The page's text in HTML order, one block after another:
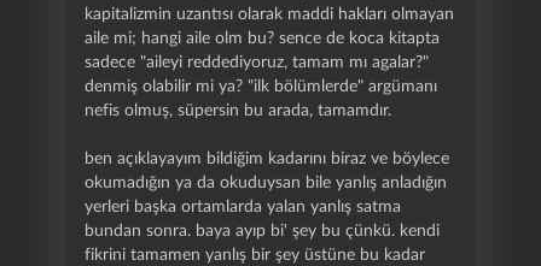
kapitalizmin uzantısı olarak maddi hakları olmayan
aile mi; hangi aile olm bu? sence de koca kitapta
sadece "aileyi reddediyoruz, tamam mı agalar?"
denmiş olabilir mi ya? "ilk bölümlerde" argümanı
nefis olmuş, süpersin bu arada, tamamdır.
ben açıklayayım bildiğim kadarını biraz ve böylece
okumadığın ya da okuduysan bile yanlış anladığın
yerleri başka ortamlarda yalan yanlış satma
bundan sonra. baya ayıp bi' şey bu çünkü. kendi
fikrini tamamen yanlış bir şey üstüne bu kadar